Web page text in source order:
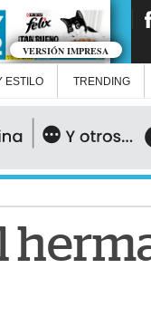
VERSIÓN IMPRESA
ESTILO TRENDING